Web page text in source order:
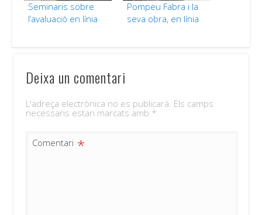
Seminaris sobre
l’avaluació en línia
Pompeu Fabra i la
seva obra, en línia
Deixa un comentari
L'adreça electrònica no es publicarà. Els camps
necessaris estan marcats amb *
Comentari *